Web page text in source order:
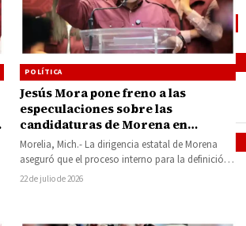
POLÍTICA
Jesús Mora pone freno a las
especulaciones sobre las
candidaturas de Morena en
Michoacán
Morelia, Mich.- La dirigencia estatal de Morena
aseguró que el proceso interno para la definición
de candidaturas avanza conforme al…
22 de julio de 2026